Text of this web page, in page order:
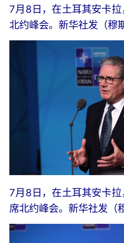
7月8日，在土耳其安卡
北约峰会。新华社发（穆
7月8日，在土耳其安卡
席北约峰会。新华社发（